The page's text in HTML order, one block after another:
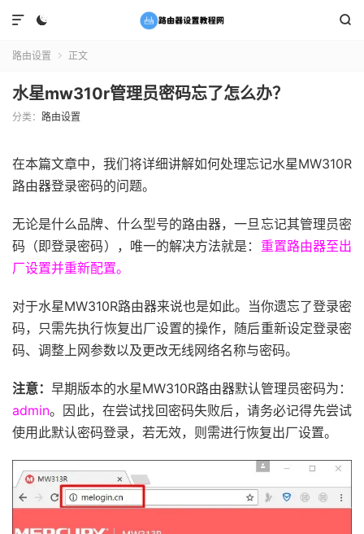
 

路由设置  正文
水星mw310r管理员密码忘了怎么办？
分类： 路由设置
在本篇文章中，我们将详细讲解如何处理忘记水星MW310R
路由器登录密码的问题。
无论是什么品牌、什么型号的路由器，一旦忘记其管理员密
码（即登录密码），唯一的解决方法就是： 重置路由器至出
厂设置并重新配置。
对于水星MW310R路由器来说也是如此。当你遗忘了登录密
码，只需先执行恢复出厂设置的操作，随后重新设定登录密
码、调整上网参数以及更改无线网络名称与密码。
注意： 早期版本的水星MW310R路由器默认管理员密码为：
admin。因此，在尝试找回密码失败后，请务必记得先尝试
使用此默认密码登录，若无效，则需进行恢复出厂设置。